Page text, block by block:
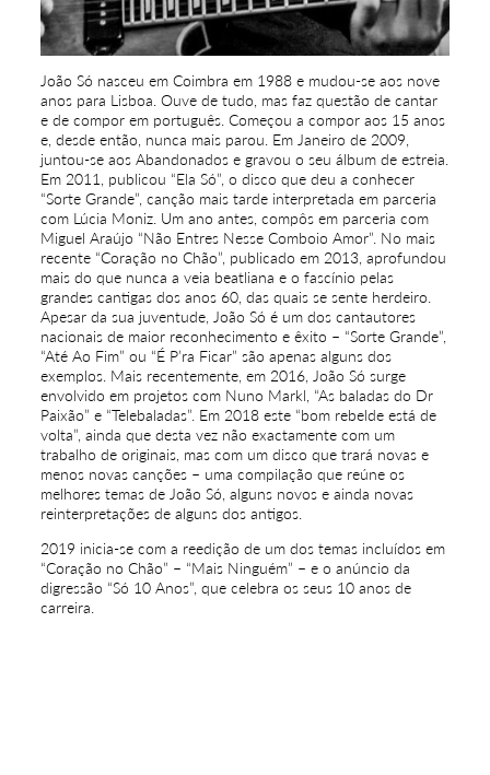
João Só nasceu em Coimbra em 1988 e mudou-se aos nove
anos para Lisboa. Ouve de tudo, mas faz questão de cantar
e de compor em português. Começou a compor aos 15 anos
e, desde então, nunca mais parou. Em Janeiro de 2009,
juntou-se aos Abandonados e gravou o seu álbum de estreia.
Em 2011, publicou “Ela Só”, o disco que deu a conhecer
“Sorte Grande”, canção mais tarde interpretada em parceria
com Lúcia Moniz. Um ano antes, compôs em parceria com
Miguel Araújo “Não Entres Nesse Comboio Amor”. No mais
recente “Coração no Chão”, publicado em 2013, aprofundou
mais do que nunca a veia beatliana e o fascínio pelas
grandes cantigas dos anos 60, das quais se sente herdeiro.
Apesar da sua juventude, João Só é um dos cantautores
nacionais de maior reconhecimento e êxito – “Sorte Grande”,
“Até Ao Fim” ou “É P’ra Ficar” são apenas alguns dos
exemplos. Mais recentemente, em 2016, João Só surge
envolvido em projetos com Nuno Markl, “As baladas do Dr
Paixão” e “Telebaladas”. Em 2018 este “bom rebelde está de
volta”, ainda que desta vez não exactamente com um
trabalho de originais, mas com um disco que trará novas e
menos novas canções – uma compilação que reúne os
melhores temas de João Só, alguns novos e ainda novas
reinterpretações de alguns dos antigos.
2019 inicia-se com a reedição de um dos temas incluídos em
“Coração no Chão” – “Mais Ninguém” – e o anúncio da
digressão “Só 10 Anos”, que celebra os seus 10 anos de
carreira.